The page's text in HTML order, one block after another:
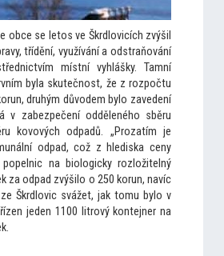
obce se letos ve Škrdlovicích zvýšil
třídění, využívání a odstraňování
místní vyhlášky. Tamní
byla skutečnost, že z rozpočtu
druhým důvodem bylo zavedení
zabezpečení odděleného sběru
kovových odpadů. „Prozatím je
odpad, což z hlediska ceny
na biologicky rozložitelný
za odpad zvýšilo o 250 korun, navíc
Škrdlovic svážet, jak tomu bylo v
jeden 1100 litrový kontejner na